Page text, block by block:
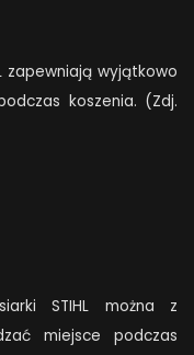
zapewniają wyjątkowo
koszenia. (Zdj.
STIHL można z
miejsce podczas